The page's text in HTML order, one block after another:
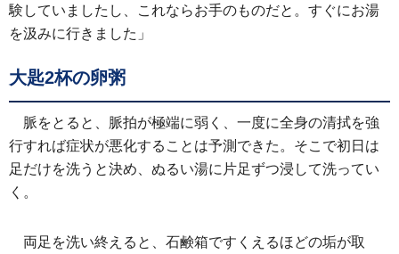
験していましたし、これならお手のものだと。すぐにお湯
を汲みに行きました」
大匙2杯の卵粥
脈をとると、脈拍が極端に弱く、一度に全身の清拭を強
行すれば症状が悪化することは予測できた。そこで初日は
足だけを洗うと決め、ぬるい湯に片足ずつ浸して洗ってい
く。
両足を洗い終えると、石鹸箱ですくえるほどの垢が取